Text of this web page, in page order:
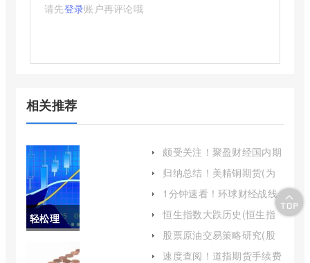
请先登录账户再评论哦
相关推荐
轻松理
颇受关注！聚盈财经国内期
货喊单(专业指导与风险控
制)
归纳总结！美精铜期货(为
投资者提供全面而深入的分
析)
1分钟速看！环球财经战线
直播期货喊单(期货直播间
24小时在线跟单)
恒生指数大跌历史(恒生指
数历史暴跌)
股票原油交易策略研究(股
票原油是什么意思)
速度查阅！道指期货手续费